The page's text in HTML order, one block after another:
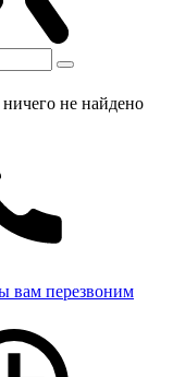
не найдено
вам перезвоним